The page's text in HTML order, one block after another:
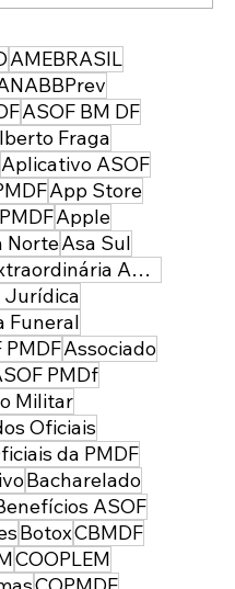
AMEBRASIL
ASOF BM DF
Fraga
Aplicativo ASOF
App Store
Apple
NorteAsa Sul
Assembleia Geral Extraordinária ASOF PMDF
Jurídica
Funeral
PMDFAssociado
PMDf
Militar
Oficiais
da PMDF
Bacharelado
ASOF
BotoxCBMDF
COOPLEM
chegou a hora
das decisões